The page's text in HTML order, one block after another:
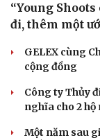
“Young
đi, thêm một
GELEX cùng
cộng đồng
Công ty Thủy
nghĩa cho 2 hộ
Một năm sau